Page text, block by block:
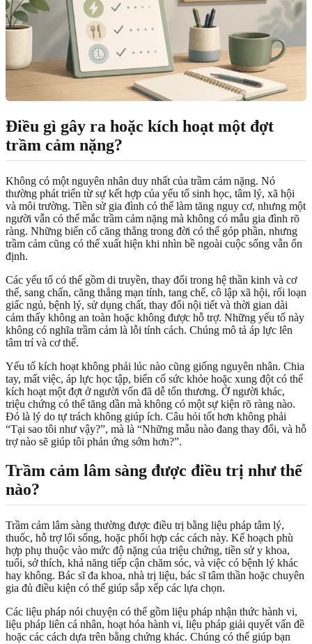
Điều gì gây ra hoặc kích hoạt một đợt
trầm cảm nặng?
Không có một nguyên nhân duy nhất của trầm cảm nặng. Nó
thường phát triển từ sự kết hợp của yếu tố sinh học, tâm lý, xã hội
và môi trường. Tiền sử gia đình có thể làm tăng nguy cơ, nhưng một
người vẫn có thể mắc trầm cảm nặng mà không có mẫu gia đình rõ
ràng. Những biến cố căng thẳng trong đời có thể góp phần, nhưng
trầm cảm cũng có thể xuất hiện khi nhìn bề ngoài cuộc sống vẫn ổn
định.
Các yếu tố có thể gồm di truyền, thay đổi trong hệ thần kinh và cơ
thể, sang chấn, căng thẳng mạn tính, tang chế, cô lập xã hội, rối loạn
giấc ngủ, bệnh lý, sử dụng chất, thay đổi nội tiết và thời gian dài
cảm thấy không an toàn hoặc không được hỗ trợ. Những yếu tố này
không có nghĩa trầm cảm là lỗi tính cách. Chúng mô tả áp lực lên
tâm trí và cơ thể.
Yếu tố kích hoạt không phải lúc nào cũng giống nguyên nhân. Chia
tay, mất việc, áp lực học tập, biến cố sức khỏe hoặc xung đột có thể
kích hoạt một đợt ở người vốn đã dễ tổn thương. Ở người khác,
triệu chứng có thể tăng dần mà không có một sự kiện rõ ràng nào.
Đó là lý do tự trách không giúp ích. Câu hỏi tốt hơn không phải
“Tại sao tôi như vậy?”, mà là “Những mẫu nào đang thay đổi, và hỗ
trợ nào sẽ giúp tôi phản ứng sớm hơn?”.
Trầm cảm lâm sàng được điều trị như thế
nào?
Trầm cảm lâm sàng thường được điều trị bằng liệu pháp tâm lý,
thuốc, hỗ trợ lối sống, hoặc phối hợp các cách này. Kế hoạch phù
hợp phụ thuộc vào mức độ nặng của triệu chứng, tiền sử y khoa,
tuổi, sở thích, khả năng tiếp cận chăm sóc, và việc có bệnh lý khác
hay không. Bác sĩ đa khoa, nhà trị liệu, bác sĩ tâm thần hoặc chuyên
gia đủ điều kiện có thể giúp sắp xếp các lựa chọn.
Các liệu pháp nói chuyện có thể gồm liệu pháp nhận thức hành vi,
liệu pháp liên cá nhân, hoạt hóa hành vi, liệu pháp giải quyết vấn đề
hoặc các cách dựa trên bằng chứng khác. Chúng có thể giúp bạn